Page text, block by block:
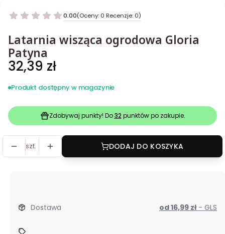
0.00(Oceny: 0 Recenzje: 0)
Latarnia wisząca ogrodowa Gloria
Patyna
Cena
32,39 zł
Produkt dostępny w magazynie
Zdobywaj punkty! Do32 punktów po zakupie.
szt. DODAJ DO KOSZYKA
Dostawa od 16,99 zł - GLS